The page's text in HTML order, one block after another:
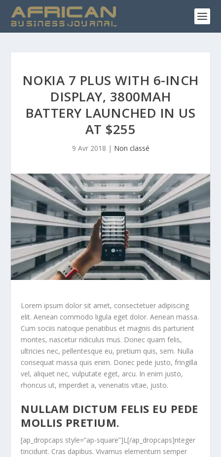
NOKIA 7 PLUS WITH 6-INCH
DISPLAY, 3800MAH
BATTERY LAUNCHED IN US
AT $255
9 Avr 2018 | Non classé
Lorem ipsum dolor sit amet, consectetuer adipiscing
elit. Aenean commodo ligula eget dolor. Aenean massa.
Cum sociis natoque penatibus et magnis dis parturient
montes, nascetur ridiculus mus. Donec quam felis,
ultricies nec, pellentesque eu, pretium quis, sem. Nulla
consequat massa quis enim. Donec pede justo, fringilla
vel, aliquet nec, vulputate eget, arcu. In enim justo,
rhoncus ut, imperdiet a, venenatis vitae, justo.
NULLAM DICTUM FELIS EU PEDE
MOLLIS PRETIUM.
[ap_dropcaps style=”ap-square”]L[/ap_dropcaps]nteger
tincidunt. Cras dapibus. Vivamus elementum semper